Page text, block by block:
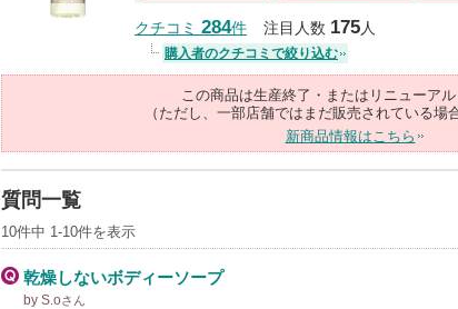
クチコミ 284件 注目人数 175人
購入者のクチコミで絞り込む
この商品は生産終了・またはリニューアル
（ただし、一部店舗ではまだ販売されている場
新商品情報はこちら
質問一覧
10件中 1-10件を表示
乾燥しないボディーソープ
by S.oさん